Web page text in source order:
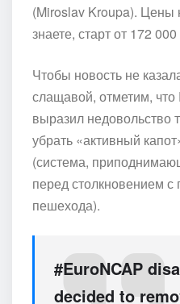
(Miroslav Kroupa).
знаете, старт от 172
Чтобы новость не
слащавой, отметим,
выразил недовольство
убрать «активный
(система,
перед столкновением с
пешехода).
#EuroNCAP
decided to